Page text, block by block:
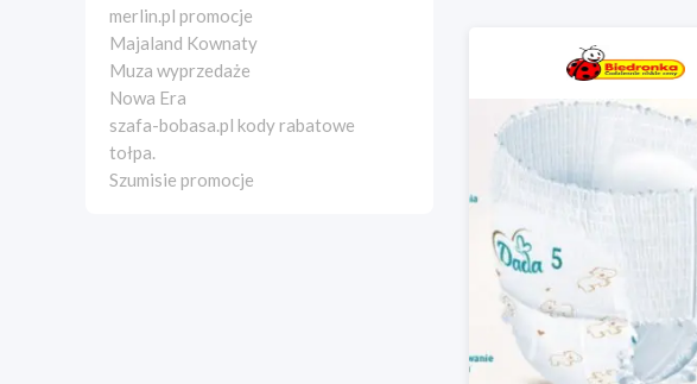
merlin.pl promocje
Majaland Kownaty
Muza wyprzedaże
Nowa Era
szafa-bobasa.pl kody rabatowe
tołpa.
Szumisie promocje